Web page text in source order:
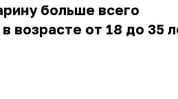
больше всего
возрасте от 18 до 35